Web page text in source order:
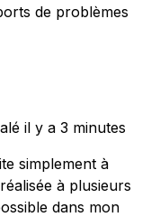
de problèmes
il y a 3 minutes
simplement à
à plusieurs
dans mon